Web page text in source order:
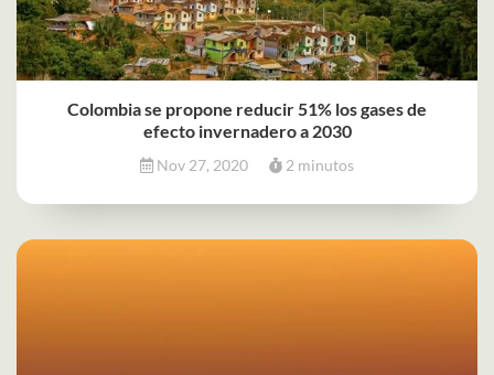
Colombia se propone reducir 51% los gases de
efecto invernadero a 2030
Nov 27, 2020 2 minutos